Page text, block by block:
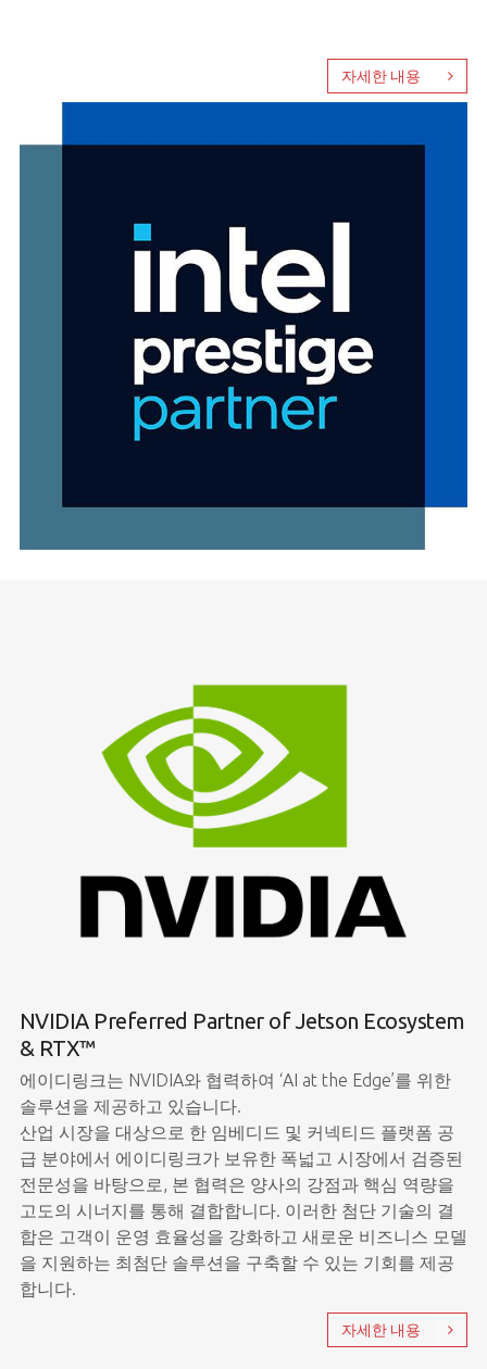
자세한 내용
NVIDIA Preferred Partner of Jetson Ecosystem
& RTX™
에이디링크는 NVIDIA와 협력하여 ‘AI at the Edge’를 위한
솔루션을 제공하고 있습니다.
산업 시장을 대상으로 한 임베디드 및 커넥티드 플랫폼 공
급 분야에서 에이디링크가 보유한 폭넓고 시장에서 검증된
전문성을 바탕으로, 본 협력은 양사의 강점과 핵심 역량을
고도의 시너지를 통해 결합합니다. 이러한 첨단 기술의 결
합은 고객이 운영 효율성을 강화하고 새로운 비즈니스 모델
을 지원하는 최첨단 솔루션을 구축할 수 있는 기회를 제공
합니다.
자세한 내용